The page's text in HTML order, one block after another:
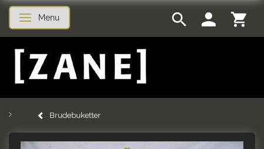
Skifte navigation
Menu
Brudebuketter